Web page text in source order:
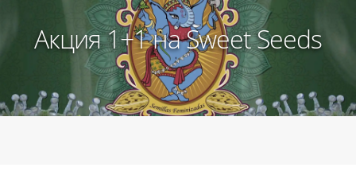
Акция 1+1 на Sweet Seeds